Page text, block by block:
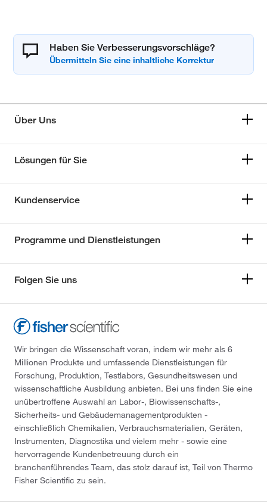
Haben Sie Verbesserungsvorschläge?
Über Uns
Lösungen für Sie
Kundenservice
Programme und Dienstleistungen
Folgen Sie uns
Wir bringen die Wissenschaft voran, indem wir mehr als 6
Millionen Produkte und umfassende Dienstleistungen für
Forschung, Produktion, Testlabors, Gesundheitswesen und
wissenschaftliche Ausbildung anbieten. Bei uns finden Sie eine
unübertroffene Auswahl an Labor-, Biowissenschafts-,
Sicherheits- und Gebäudemanagementprodukten -
einschließlich Chemikalien, Verbrauchsmaterialien, Geräten,
Instrumenten, Diagnostika und vielem mehr - sowie eine
hervorragende Kundenbetreuung durch ein
branchenführendes Team, das stolz darauf ist, Teil von Thermo
Fisher Scientific zu sein.